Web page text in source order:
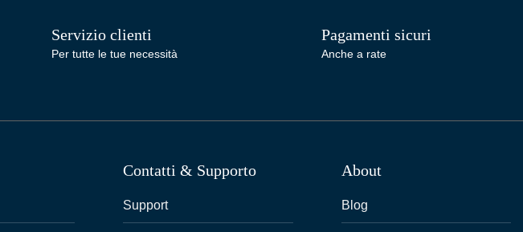
Servizio clienti
Per tutte le tue necessità
Pagamenti sicuri
Anche a rate
Contatti & Supporto
Support
About
Blog